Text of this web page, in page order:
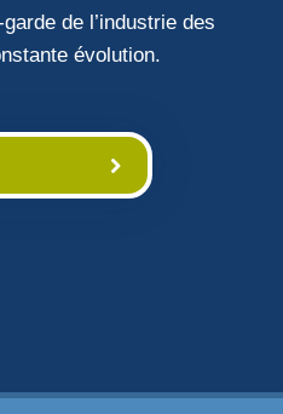
de l’industrie des
évolution.